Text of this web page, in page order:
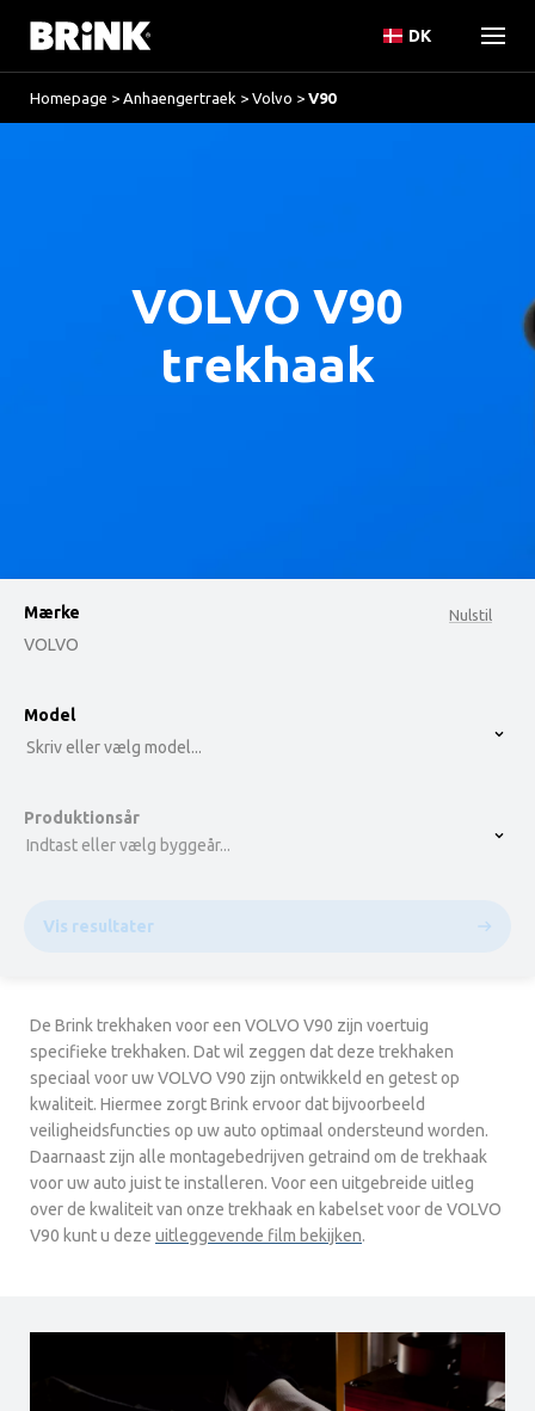
DK
Homepage > Anhaengertraek > Volvo > V90
VOLVO V90
trekhaak
Nulstil
Mærke
VOLVO
option , selected.
Model
Skriv eller vælg model...
Produktionsår
Indtast eller vælg byggeår...
Vis resultater
De Brink trekhaken voor een VOLVO V90 zijn voertuig
specifieke trekhaken. Dat wil zeggen dat deze trekhaken
speciaal voor uw VOLVO V90 zijn ontwikkeld en getest op
kwaliteit. Hiermee zorgt Brink ervoor dat bijvoorbeeld
veiligheidsfuncties op uw auto optimaal ondersteund worden.
Daarnaast zijn alle montagebedrijven getraind om de trekhaak
voor uw auto juist te installeren. Voor een uitgebreide uitleg
over de kwaliteit van onze trekhaak en kabelset voor de VOLVO
V90 kunt u deze uitleggevende film bekijken.